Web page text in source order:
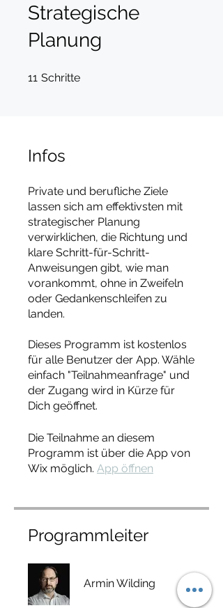
Strategische
Planung
11 Schritte
Infos
Private und berufliche Ziele
lassen sich am effektivsten mit
strategischer Planung
verwirklichen, die Richtung und
klare Schritt-für-Schritt-
Anweisungen gibt, wie man
vorankommt, ohne in Zweifeln
oder Gedankenschleifen zu
landen.
Dieses Programm ist kostenlos
für alle Benutzer der App. Wähle
einfach "Teilnahmeanfrage" und
der Zugang wird in Kürze für
Dich geöffnet.
Die Teilnahme an diesem
Programm ist über die App von
Wix möglich. App öffnen
Programmleiter
Armin Wilding